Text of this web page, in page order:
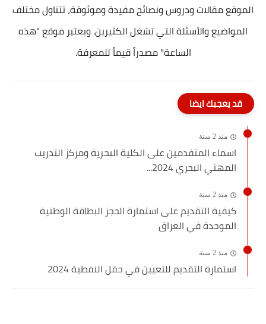
الموقع مقالات ودروس ونصائح مفيدة وموثوقة، تتناول مختلف
المواضيع والأسئلة التي تشغل الكثيرين. ويعتبر موقع "هذه
الساعة" مصدراً قيماً للمعرفة.
قد يعجبك ايضا
منذ 2 سنة
اسماء المتقدمين على الكلية البحرية ومركز التدريب
المهني البحري 2024...
منذ 2 سنة
كيفية التقديم على استمارة الحجز البطاقة الوطنية
الموحدة في العراق
منذ 2 سنة
استمارة التقديم للتعيين في حقل النفطية 2024